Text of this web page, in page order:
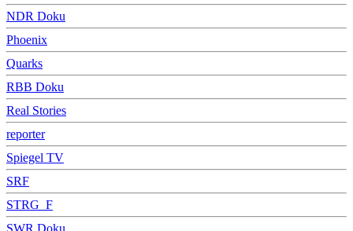
NDR Doku
Phoenix
Quarks
RBB Doku
Real Stories
reporter
Spiegel TV
SRF
STRG_F
SWR Doku